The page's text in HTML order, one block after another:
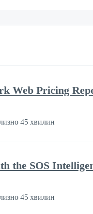
Web Pricing
45 хвилин
the SOS
45 хвилин